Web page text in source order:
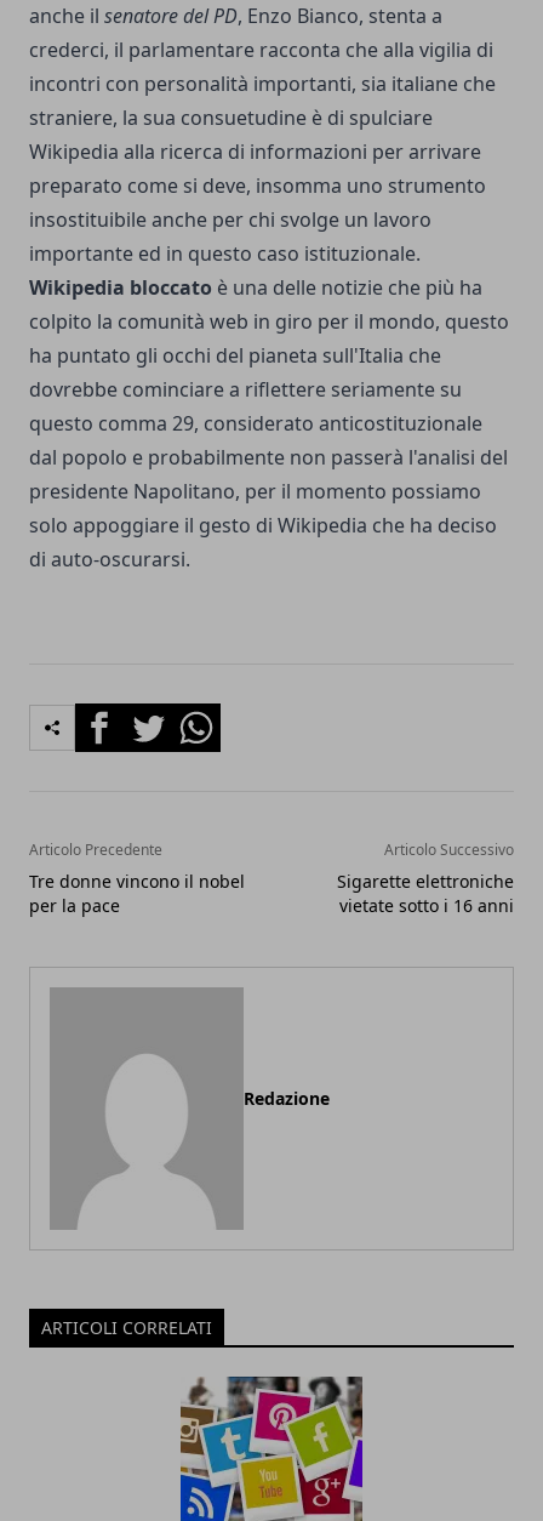
anche il senatore del PD, Enzo Bianco, stenta a
crederci, il parlamentare racconta che alla vigilia di
incontri con personalità importanti, sia italiane che
straniere, la sua consuetudine è di spulciare
Wikipedia alla ricerca di informazioni per arrivare
preparato come si deve, insomma uno strumento
insostituibile anche per chi svolge un lavoro
importante ed in questo caso istituzionale.
Wikipedia bloccato è una delle notizie che più ha
colpito la comunità web in giro per il mondo, questo
ha puntato gli occhi del pianeta sull'Italia che
dovrebbe cominciare a riflettere seriamente su
questo comma 29, considerato anticostituzionale
dal popolo e probabilmente non passerà l'analisi del
presidente Napolitano, per il momento possiamo
solo appoggiare il gesto di Wikipedia che ha deciso
di auto-oscurarsi.
FacebookTwitterWhatsapp
Articolo Precedente
Tre donne vincono il nobel
per la pace
Articolo Successivo
Sigarette elettroniche
vietate sotto i 16 anni
Redazione
ARTICOLI CORRELATI